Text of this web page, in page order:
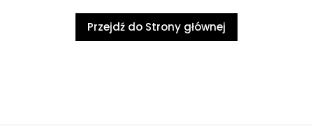
Przejdź do Strony głównej